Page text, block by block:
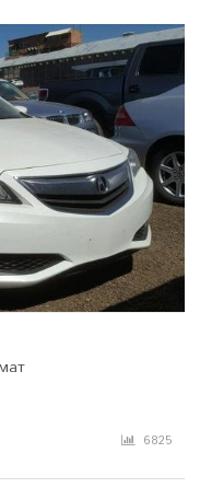
6825